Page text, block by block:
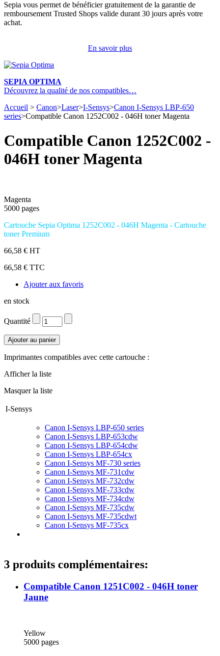
Sepia vous permet de bénéficier gratuitement de la garantie de
remboursement Trusted Shops valide durant 30 jours après votre
achat.
En savoir plus
SEPIA OPTIMA
Découvrez la qualité de nos compatibles…
Accueil > Canon>Laser>I-Sensys>Canon I-Sensys LBP-650
series>Compatible Canon 1252C002 - 046H toner Magenta
Compatible Canon 1252C002 -
046H toner Magenta
Magenta
5000 pages
Cartouche Sepia Optima 1252C002 - 046H Magenta - Cartouche
toner Premium
66,58 € HT
66,58 € TTC
Ajouter aux favoris
en stock
Quantité
Imprimantes compatibles avec cette cartouche :
Afficher la liste
Masquer la liste
I-Sensys
Canon I-Sensys LBP-650 series
Canon I-Sensys LBP-653cdw
Canon I-Sensys LBP-654cdw
Canon I-Sensys LBP-654cx
Canon I-Sensys MF-730 series
Canon I-Sensys MF-731cdw
Canon I-Sensys MF-732cdw
Canon I-Sensys MF-733cdw
Canon I-Sensys MF-734cdw
Canon I-Sensys MF-735cdw
Canon I-Sensys MF-735cdwt
Canon I-Sensys MF-735cx
3 produits complémentaires:
Compatible Canon 1251C002 - 046H toner
Jaune
Yellow
5000 pages